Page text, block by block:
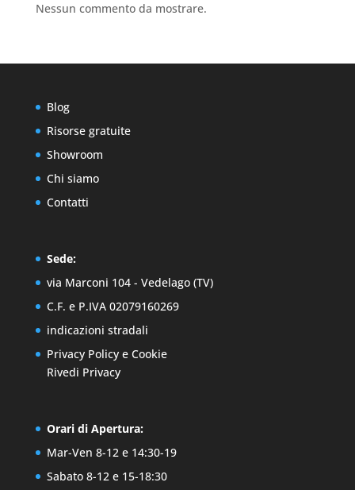
Nessun commento da mostrare.
Blog
Risorse gratuite
Showroom
Chi siamo
Contatti
Sede:
via Marconi 104 - Vedelago (TV)
C.F. e P.IVA 02079160269
indicazioni stradali
Privacy Policye Cookie
Rivedi Privacy
Orari di Apertura:
Mar-Ven 8-12 e 14:30-19
Sabato 8-12 e 15-18:30